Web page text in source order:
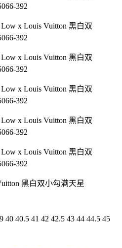
黑白双小勾满天星
40 40.5 41 42 42.5 43 44 44.5 45